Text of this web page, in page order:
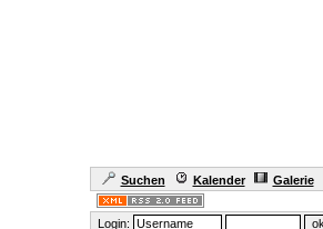
Suchen Kalender Galerie
Login: